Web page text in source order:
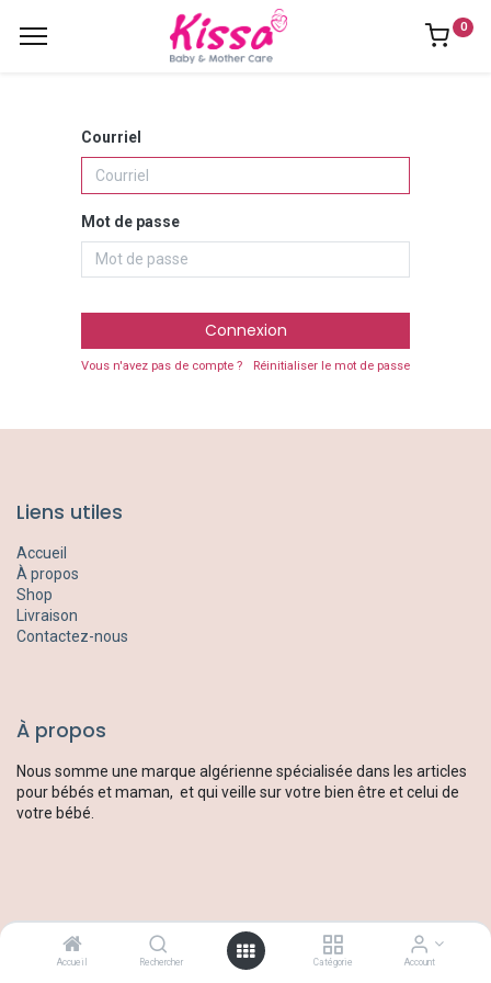
Accueil Rechercher Catégorie Account
0
Courriel
Mot de passe
Connexion
Vous n'avez pas de compte ? Réinitialiser le mot de passe
Liens utiles
Accueil
À propos
Shop
Livraison
Contactez-nous
À propos
Nous somme une marque algérienne spécialisée dans les articles
pour bébés et maman, et qui veille sur votre bien être et celui de
votre bébé.
Rejoignez-nous